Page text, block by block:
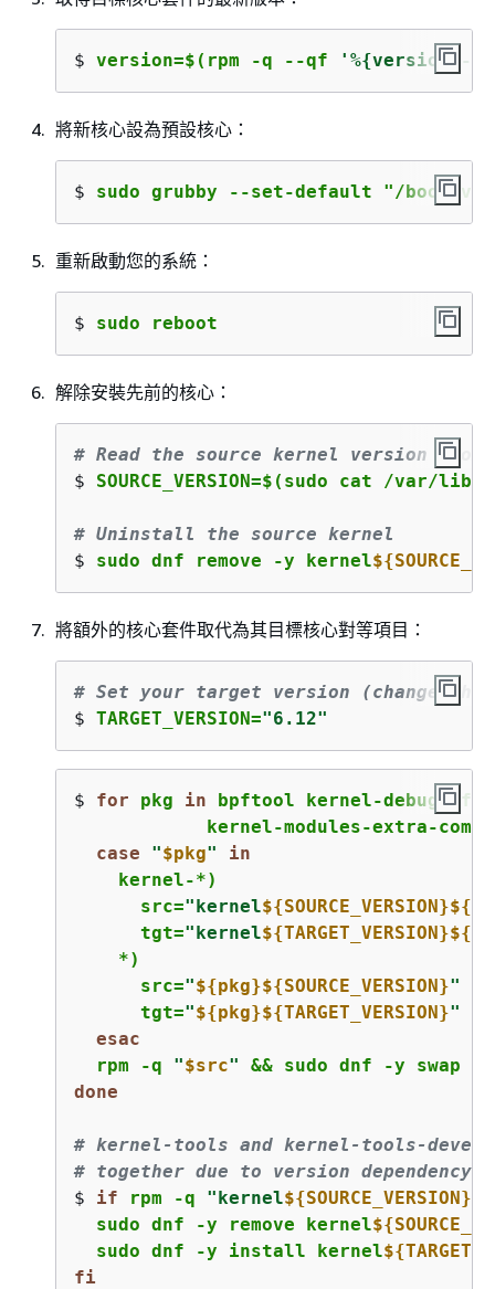
$ version=$(rpm -q --qf '%{version}-%
將新核心設為預設核心：
$ sudo grubby --set-default "/boot/
重新啟動您的系統：
$ sudo reboot
解除安裝先前的核心：
# Read the source kernel version
$ SOURCE_VERSION=$(sudo cat /var/
# Uninstall the source kernel
$ sudo dnf remove -y kernel${
將額外的核心套件取代為其目標核心對等項目：
# Set your target version (change
$ TARGET_VERSION="6.12"
$ for pkg in bpftool kernel-debuginfo
kernel-modules-extra-
case
"$pkg"
in
    kernel-*)
      src=
"kernel${SOURCE_VERSION}${
      tgt=
"kernel${TARGET_VERSION}${
    *)
      src=
"${pkg}${SOURCE_VERSION}"
      tgt=
"${pkg}${TARGET_VERSION}"
esac
  rpm -q
"$src" && sudo dnf -y swap
done
# kernel-tools and kernel-tools-devel
# together due to version dependency
$ if rpm -q "kernel${SOURCE_VERSION}
  sudo dnf -y remove kernel
${
  sudo dnf -y install kernel
${
fi